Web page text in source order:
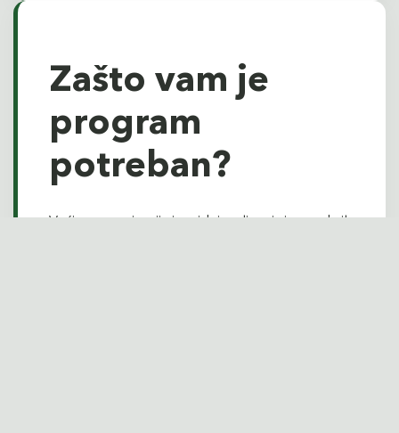
Zašto vam je
program
potreban?
Većina organizacija ima ideje, ali ne i sistem da ih